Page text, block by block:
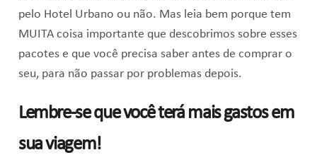
pelo Hotel Urbano ou não. Mas leia bem porque tem
MUITA coisa importante que descobrimos sobre esses
pacotes e que você precisa saber antes de comprar o
seu, para não passar por problemas depois.
Lembre-se que você terá mais gastos em
sua viagem!